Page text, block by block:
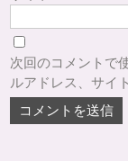
次回のコメントで
ルアドレス、サイ